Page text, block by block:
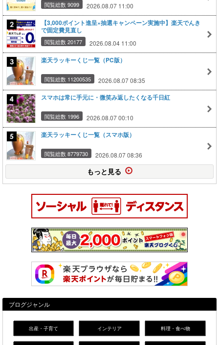
閲覧総数 9099 2026.08.07 11:00
【3,000ポイント進呈×抽選キャンペーン実施中】楽天でんき
で固定費見直し
閲覧総数 20177 2026.08.04 11:00
楽天ラッキーくじ一覧（PC版）
閲覧総数 11200535 2026.08.07 08:35
スマホは常に手元に・微笑み返したくなる千日紅
閲覧総数 1996 2026.08.07 00:10
楽天ラッキーくじ一覧（スマホ版）
閲覧総数 8779730 2026.08.07 08:36
もっと見る
ブログジャンル
出産・子育て インテリア 料理・食べ物